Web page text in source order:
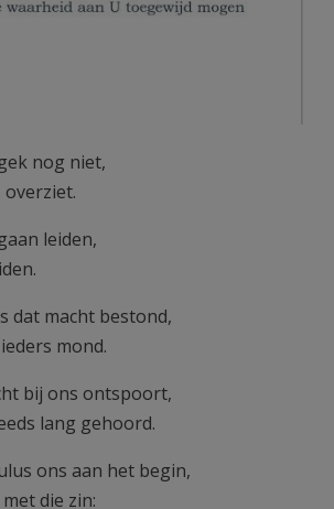
nog niet,
leiden,
dat macht bestond,
mond.
bij ons ontspoort,
lang gehoord.
ons aan het begin,
die zin: